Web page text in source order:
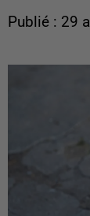
Publié : 29